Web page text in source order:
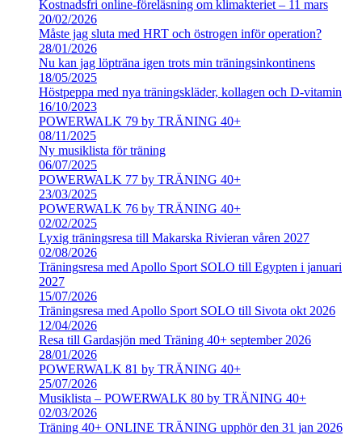
Kostnadsfri online-föreläsning om klimakteriet – 11 mars
20/02/2026
Måste jag sluta med HRT och östrogen inför operation?
28/01/2026
Nu kan jag löpträna igen trots min träningsinkontinens
18/05/2025
Höstpeppa med nya träningskläder, kollagen och D-vitamin
16/10/2023
POWERWALK 79 by TRÄNING 40+
08/11/2025
Ny musiklista för träning
06/07/2025
POWERWALK 77 by TRÄNING 40+
23/03/2025
POWERWALK 76 by TRÄNING 40+
02/02/2025
Lyxig träningsresa till Makarska Rivieran våren 2027
02/08/2026
Träningsresa med Apollo Sport SOLO till Egypten i januari
2027
15/07/2026
Träningsresa med Apollo Sport SOLO till Sivota okt 2026
12/04/2026
Resa till Gardasjön med Träning 40+ september 2026
28/01/2026
POWERWALK 81 by TRÄNING 40+
25/07/2026
Musiklista – POWERWALK 80 by TRÄNING 40+
02/03/2026
Träning 40+ ONLINE TRÄNING upphör den 31 jan 2026